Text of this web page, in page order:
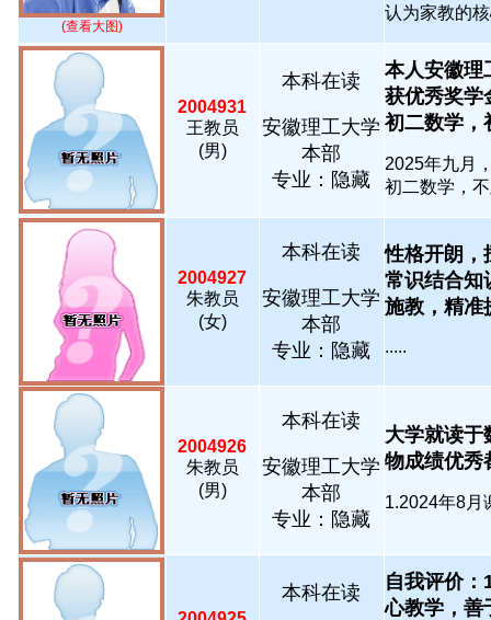
(查看大图)
认为家教的
2004931
王教员
(男)
本科在读
安徽理工大学
本部
专业：隐藏
本人安徽理
获优秀奖学
初二数学，
2025年九月
初二数学，
2004927
朱教员
(女)
本科在读
安徽理工大学
本部
专业：隐藏
性格开朗，
常识结合知
施教，精准
.....
2004926
朱教员
(男)
本科在读
安徽理工大学
本部
专业：隐藏
大学就读于
物成绩优秀
1.2024年8月
本科在读
自我评价：
心教学，善